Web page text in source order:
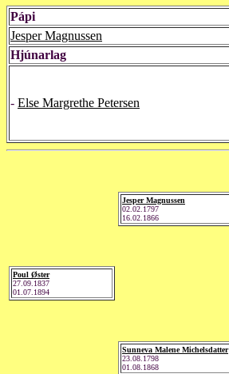
Pápi
Jesper Magnussen
Hjúnarlag
- Else Margrethe Petersen
Poul Øster
27.09.1837
01.07.1894
Jesper Magnussen
02.02.1797
16.02.1866
Sunneva Malene Michelsdatter
23.08.1798
01.08.1868